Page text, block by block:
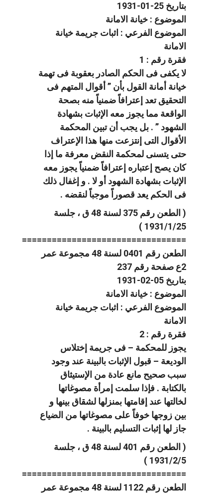
بتاريخ 25-01-1931
الموضوع : خيانة الامانة
الموضوع الفرعي : اثبات جريمة خيانة
الامانة
فقرة رقم : 1
لا يكفى فى الحكم الصادر بعقوبة فى تهمة
خيانة أمانة القول بأن ” أقوال المتهم فى
التحقيق تعد إعترافاً ضمنياً منه بصحة
الواقعة مما يجوز معه الإثبات بشهادة
الشهود ” . بل يجب أن تبين المحكمة
الأقوال التى إنتزعت منها هذا الإعتراف
حتى يتسنى لمحكمة النقض معرفة ما إذا
كان يصح إعتباره إعترافاً ضمنياً يجوز معه
الإثبات بشهادة الشهود أو لا . و إغفال ذلك
فى الحكم يعد قصوراً موجباً لنقضه .
( الطعن رقم 375 لسنة 48 ق ، جلسة
1931/1/25 )
=================================
الطعن رقم 0401 لسنة 48 مجموعة عمر
2ع صفحة رقم 237
بتاريخ 05-02-1931
الموضوع : خيانة الامانة
الموضوع الفرعي : اثبات جريمة خيانة
الامانة
فقرة رقم : 2
يجوز للمحكمة – فى جريمة إختلاس
الوديعة – قبول الإثبات بالبينة عند وجود
سبب صحيح مانع عادة من الإستيثاق
بالكتابة . فإذا سلمت إمرأة مصوغاتها
لخالتها عند إقامتها بمنزلها لشقاق بينها و
بين زوجها خوفاً على مصوغاتها من الضياع
جاز لها إثبات التسليم بالبينة .
( الطعن رقم 401 لسنة 48 ق ، جلسة
1931/2/5 )
=================================
الطعن رقم 1122 لسنة 48 مجموعة عمر